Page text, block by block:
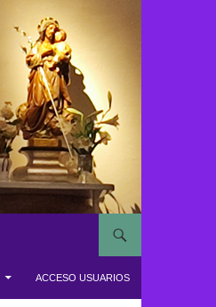
ACCESO USUARIOS